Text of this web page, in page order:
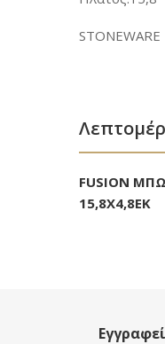
STONEWARE
FUSION
15,8Χ4,8ΕΚ